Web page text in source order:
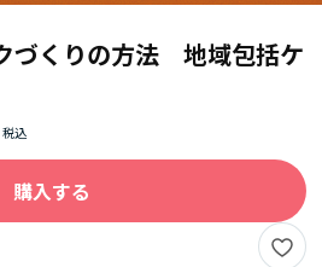
づくりの方法 地域包括ケ
購入する